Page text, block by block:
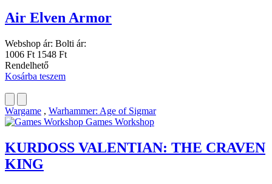
Air Elven Armor
Webshop ár: Bolti ár:
1006 Ft 1548 Ft
Rendelhető
Kosárba teszem
Wargame , Warhammer: Age of Sigmar
Games Workshop
KURDOSS VALENTIAN: THE CRAVEN
KING